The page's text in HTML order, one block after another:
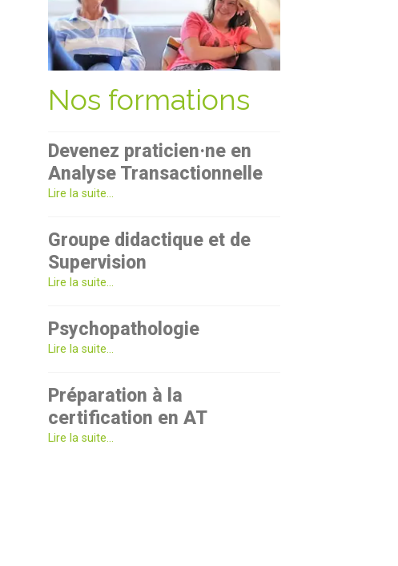
Nos formations
Devenez praticien·ne en
Analyse Transactionnelle
Lire la suite...
Groupe didactique et de
Supervision
Lire la suite...
Psychopathologie
Lire la suite...
Préparation à la
certification en AT
Lire la suite...